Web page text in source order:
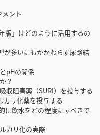
ント
版」はどのように活用するの
が多いにもかかわらず尿路結
pHの関係
？
収阻害薬（SURI）を投与する
リ化薬を投与する
に飲水をどの程度にすべきで
カリ化の実際